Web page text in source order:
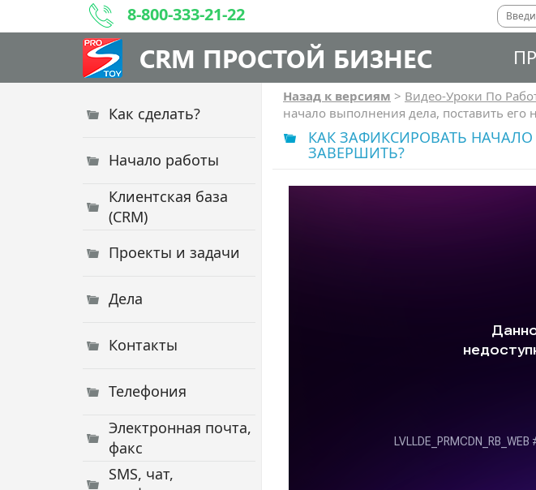
8-800-333-21-22
CRM ПРОСТОЙ БИЗНЕС
Как сделать?
Начало работы
Клиентская база
(CRM)
Проекты и задачи
Дела
Контакты
Телефония
Электронная почта,
факс
SMS, чат,
Назад к версиям > Видео-Уроки По
начало выполнения дела, поставить его
КАК ЗАФИКСИРОВАТЬ
ЗАВЕРШИТЬ?